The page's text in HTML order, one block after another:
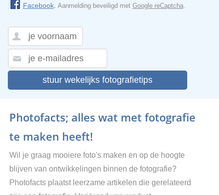
Facebook. Aanmelding beveiligd met Google reCaptcha.
stuur wekelijks fotografietips
Photofacts; alles wat met fotografie
te maken heeft!
Wil je graag mooiere foto's maken en op de hoogte
blijven van ontwikkelingen binnen de fotografie?
Photofacts plaatst leerzame artikelen die gerelateerd